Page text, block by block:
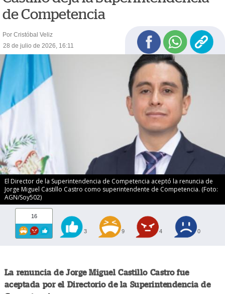
de Competencia
Por Cristóbal Veliz
28 de julio de 2026, 16:11
El Director de la Superintendencia de Competencia aceptó la renuncia de
Jorge Miguel Castillo Castro como superintendente de Competencia. (Foto:
AGN/Soy502)
16
3 9 4 0
La renuncia de Jorge Miguel Castillo Castro fue
aceptada por el Directorio de la Superintendencia de